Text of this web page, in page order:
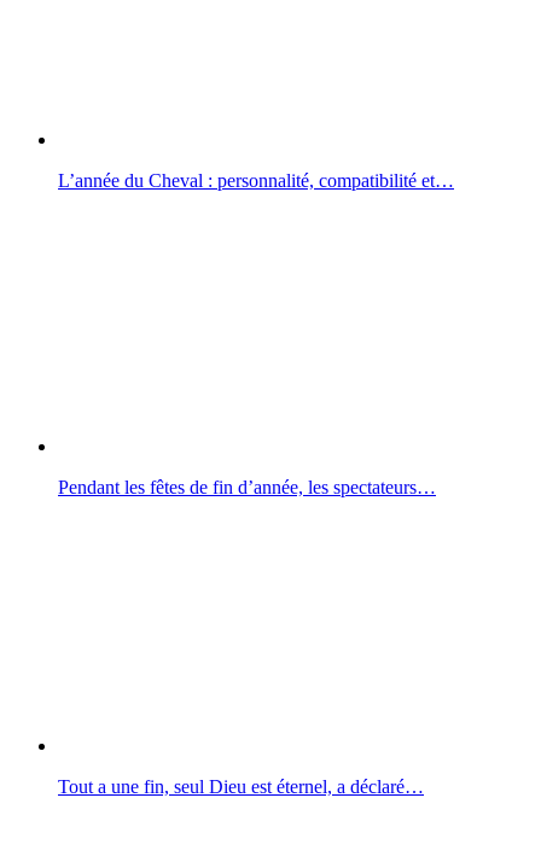
L’année du Cheval : personnalité, compatibilité et…
Pendant les fêtes de fin d’année, les spectateurs…
Tout a une fin, seul Dieu est éternel, a déclaré…